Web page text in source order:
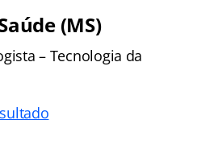
(MS)
– Tecnologia da